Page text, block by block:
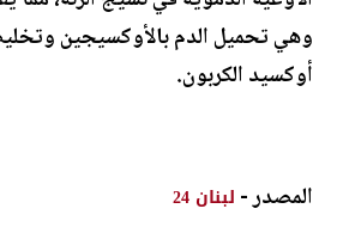
وهي تحميل الدم بالأوكسيجين
أوكسيد الكربون.
المصدر - لبنان 24